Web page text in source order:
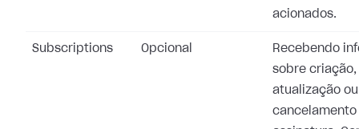
acionados.
Subscriptions Opcional
Recebendo
sobre criação,
atualização ou
cancelamento